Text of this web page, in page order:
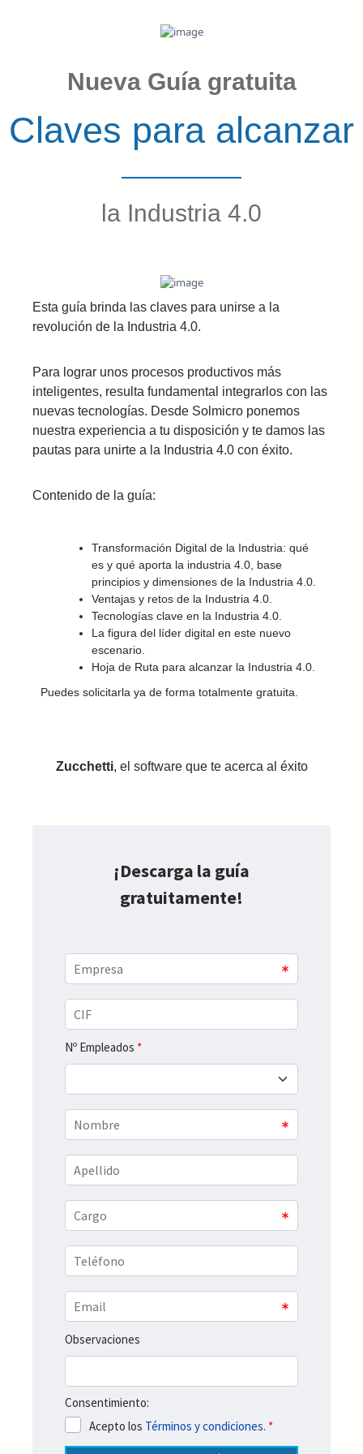
Nueva Guía gratuita
Claves para alcanzar
la Industria 4.0
Esta guía brinda las claves para unirse a la
revolución de la Industria 4.0.
Para lograr unos procesos productivos más
inteligentes, resulta fundamental integrarlos con las
nuevas tecnologías. Desde Solmicro ponemos
nuestra experiencia a tu disposición y te damos las
pautas para unirte a la Industria 4.0 con éxito.
Contenido de la guía:
Transformación Digital de la Industria: qué
es y qué aporta la industria 4.0, base
principios y dimensiones de la Industria 4.0.
Ventajas y retos de la Industria 4.0.
Tecnologías clave en la Industria 4.0.
La figura del líder digital en este nuevo
escenario.
Hoja de Ruta para alcanzar la Industria 4.0.
Puedes solicitarla ya de forma totalmente gratuita.
Zucchetti, el software que te acerca al éxito
¡Descarga la guía
gratuitamente!
Nº Empleados *
Observaciones
Consentimiento:
Acepto los Términos y condiciones. *